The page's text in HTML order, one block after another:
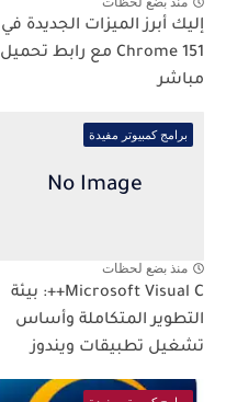
إليك أبرز الميزات الجديدة في
Chrome 151 مع رابط تحميل
مباشر
برامج كمبيوتر مفيدة
منذ بضع لحظات
Microsoft Visual C++: بيئة
التطوير المتكاملة وأساس
تشغيل تطبيقات ويندوز